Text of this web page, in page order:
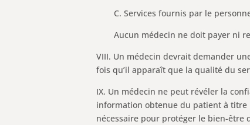
C. Services fournis par le
Aucun médecin ne doit payer ni
VIII. Un médecin devrait demander
fois qu’il apparaît que la qualité du
IX. Un médecin ne peut révéler la
information obtenue du patient à titre
nécessaire pour protéger le bien-être